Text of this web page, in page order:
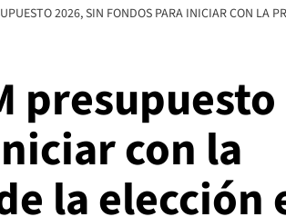
2026, SIN FONDOS PARA INICIAR CON LA
con la
la elección